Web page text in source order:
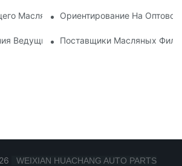
Масляного Фильтра Для Вашей
Ориентирование На
Ведущие Производители Масляных
Поставщики Масляных
WEIXIAN HUACHANG AUTO PARTS